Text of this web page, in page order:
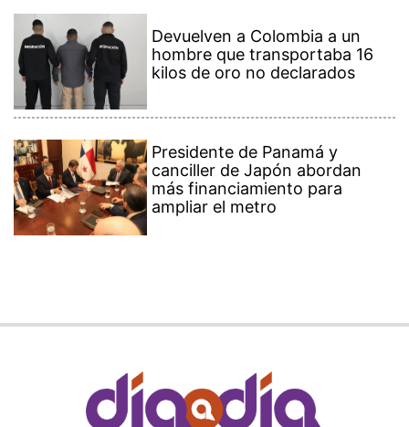
Devuelven a Colombia a un
hombre que transportaba 16
kilos de oro no declarados
Presidente de Panamá y
canciller de Japón abordan
más financiamiento para
ampliar el metro